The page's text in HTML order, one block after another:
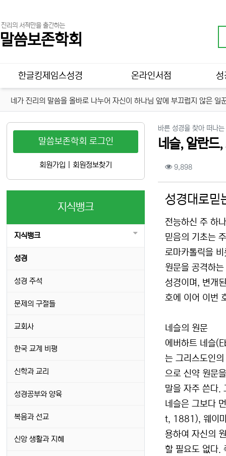
진리의 서적만을 출간하는
말씀보존학회
메인 메뉴
한글킹제임스성경 온라인서점 성
네가 진리의 말씀을 올바로 나누어 자신이 하나님 앞에 부끄럽지 않은
바른 성경을 찾아 떠나
네슬, 알란드
컨텐츠 정보
9,898조회
성경대로믿
전능하신 주 하
믿음의 기초는
로마카톨릭을
원문을 공격하
성경이며, 변개
호에 이어 이번
네슬의 원문
에버하트 네슬
는 그리스도인
으로 신약 원문
말을 자주 쓴다.
네슬은 그보다
t, 1881), 웨이
용하여 자신의
할 필요도 없다.
말씀보존학회 로그인
회원가입 회원정보찾기
지식뱅크
지식뱅크
성경
성경 주석
문제의 구절들
교회사
한국 교계 비평
신학과 교리
성경공부와 양육
복음과 선교
신앙 생활과 지혜